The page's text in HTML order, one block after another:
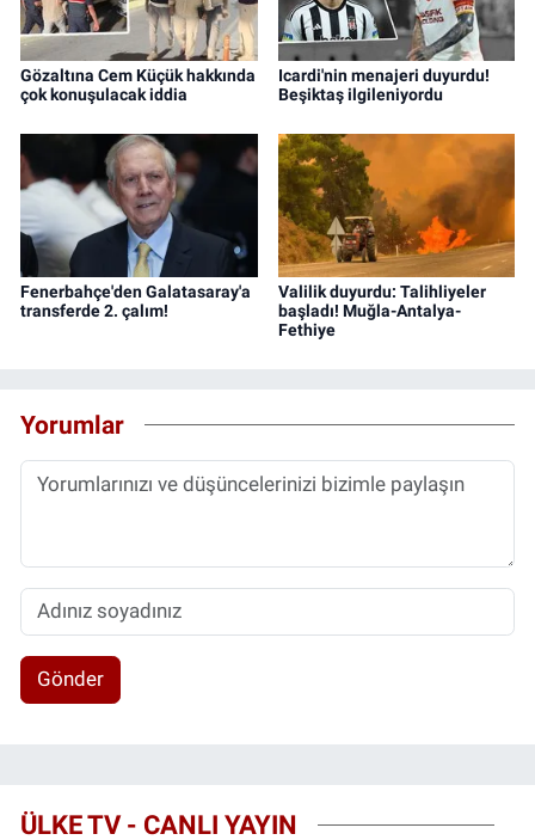
Gözaltına Cem Küçük hakkında
çok konuşulacak iddia
Icardi'nin menajeri duyurdu!
Beşiktaş ilgileniyordu
Fenerbahçe'den Galatasaray'a
transferde 2. çalım!
Valilik duyurdu: Talihliyeler
başladı! Muğla-Antalya-
Fethiye
Yorumlar
Gönder
ÜLKE TV - CANLI YAYIN